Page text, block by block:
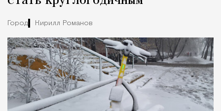
Город Кирилл Романов